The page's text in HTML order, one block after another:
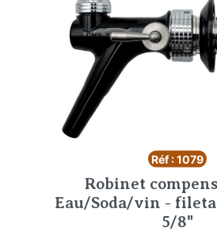
Réf : 1079
Robinet
Eau/Soda/vin -
5/8"